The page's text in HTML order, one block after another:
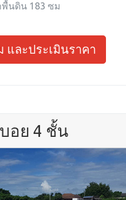
นดิน 183 ซม
และประเมินราคา
อย 4 ชั้น